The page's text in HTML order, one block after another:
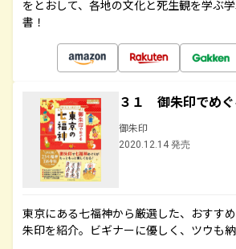
をとおして、各地の文化と死生観を学ぶ
書！
３１ 御朱印でめ
御朱印
2020.12.14 発売
東京にある七福神から厳選した、おすす
朱印を紹介。ビギナーに優しく、ツウも